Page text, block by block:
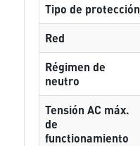
Tipo de protección
Red
Régimen de
neutro
Tensión AC máx.
de
functionamiento